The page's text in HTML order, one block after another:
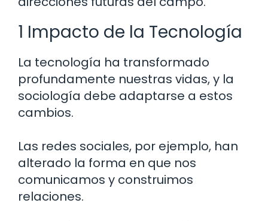
1 Impacto de la Tecnología
La tecnología ha transformado
profundamente nuestras vidas, y la
sociología debe adaptarse a estos
cambios.
Las redes sociales, por ejemplo, han
alterado la forma en que nos
comunicamos y construimos
relaciones.